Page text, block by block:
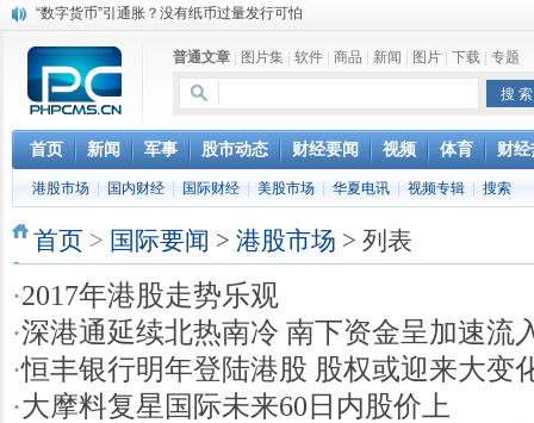
“数字货币”引通胀？没有纸币过量发行可怕
分享健康生活 小罐茶成走亲访友送礼首选
马云携罗汉堂亮相达沃斯：人类正处数据时代的最早期
女子听信“嚼口香糖燃脂” 瘦身不成反“胖了脸”
普通文章 图片集 软件 商品 新闻 图片 下载 专题
首页 新闻 军事 股市动态 财经要闻 视频 体育 财
港股市场 国内财经 国际财经 美股市场 华夏电讯 视频专辑 搜索
首页 > 国际要闻 > 港股市场 > 列表
·2017年港股走势乐观
·深港通延续北热南冷 南下资金呈加速流
·恒丰银行明年登陆港股 股权或迎来大变
·大摩料复星国际未来60日内股价上